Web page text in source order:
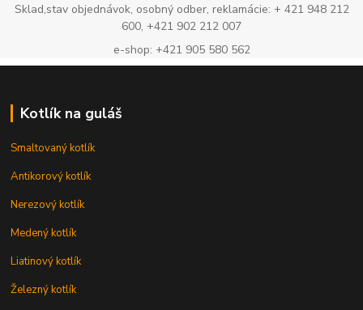
Sklad,stav objednávok, osobný odber, reklamácie: + 421 948 212
600, +421 902 212 007
e-shop: +421 905 580 562
Kotlík na guláš
Smaltovaný kotlík
Antikorový kotlík
Nerezový kotlík
Medený kotlík
Liatinový kotlík
Železný kotlík